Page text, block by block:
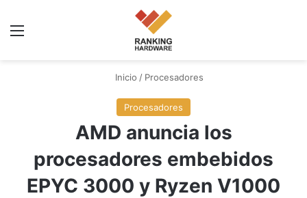
Inicio / Procesadores
Procesadores
AMD anuncia los
procesadores embebidos
EPYC 3000 y Ryzen V1000